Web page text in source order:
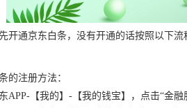
开通京东白条，没有开通的话按照以下流
的注册方法：
APP-【我的】-【我的钱宝】，点击“金